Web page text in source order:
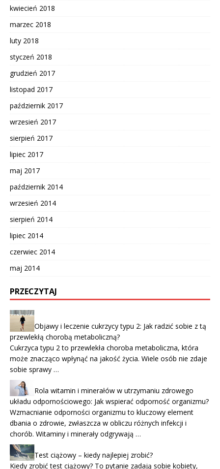
kwiecień 2018
marzec 2018
luty 2018
styczeń 2018
grudzień 2017
listopad 2017
październik 2017
wrzesień 2017
sierpień 2017
lipiec 2017
maj 2017
październik 2014
wrzesień 2014
sierpień 2014
lipiec 2014
czerwiec 2014
maj 2014
PRZECZYTAJ
Objawy i leczenie cukrzycy typu 2: Jak radzić sobie z tą
przewlekłą chorobą metaboliczną?
Cukrzyca typu 2 to przewlekła choroba metaboliczna, która
może znacząco wpłynąć na jakość życia. Wiele osób nie zdaje
sobie sprawy …
Rola witamin i minerałów w utrzymaniu zdrowego
układu odpornościowego: Jak wspierać odporność organizmu?
Wzmacnianie odporności organizmu to kluczowy element
dbania o zdrowie, zwłaszcza w obliczu różnych infekcji i
chorób. Witaminy i minerały odgrywają …
Test ciążowy – kiedy najlepiej zrobić?
Kiedy zrobić test ciążowy? To pytanie zadają sobie kobiety,